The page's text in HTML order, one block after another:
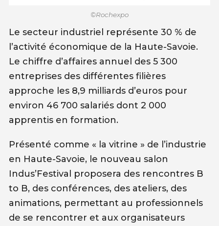
©Rochexpo
Le secteur industriel représente 30 % de
l’activité économique de la Haute-Savoie.
Le chiffre d’affaires annuel des 5 300
entreprises des différentes filières
approche les 8,9 milliards d’euros pour
environ 46 700 salariés dont 2 000
apprentis en formation.
Présenté comme « la vitrine » de l’industrie
en Haute-Savoie, le nouveau salon
Indus’Festival proposera des rencontres B
to B, des conférences, des ateliers, des
animations, permettant au professionnels
de se rencontrer et aux organisateurs